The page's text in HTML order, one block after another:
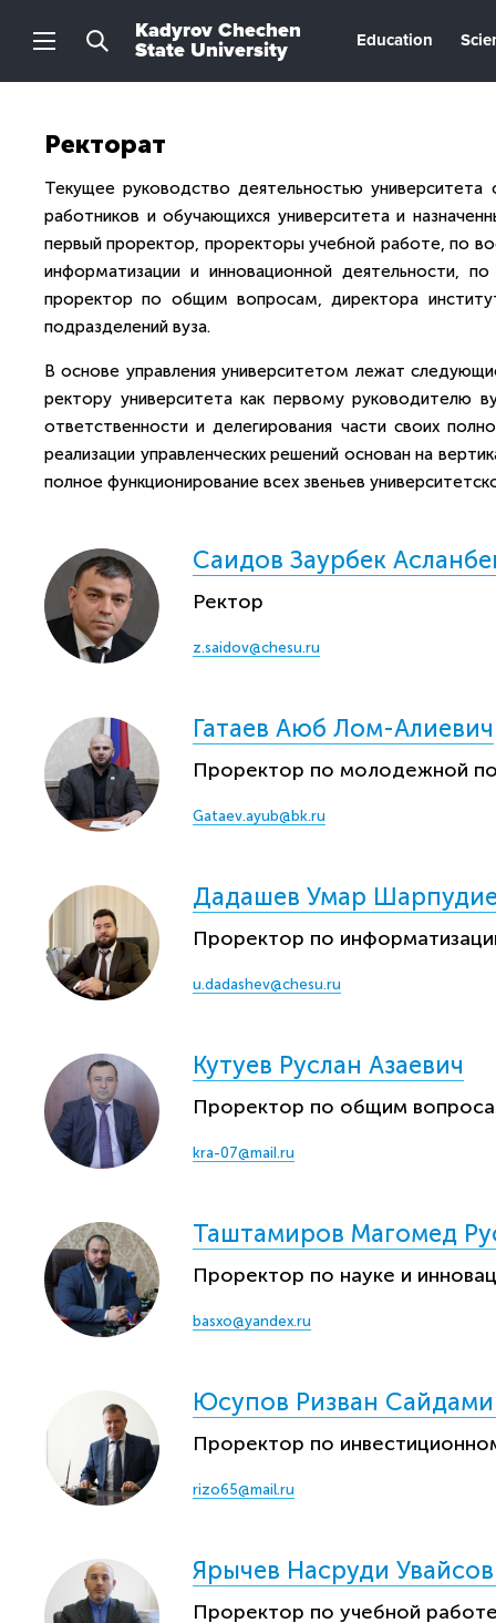
Kadyrov Chechen
State University
Education
Ректорат
Текущее руководство деятельностью
работников и обучающихся университета и
первый проректор, проректоры учебной работе, по
информатизации и инновационной деятельности,
проректор по общим вопросам, директора
подразделений вуза.
В основе управления университетом лежат
ректору университета как первому руководителю
ответственности и делегирования части своих
реализации управленческих решений основан на
полное функционирование всех звеньев
Саидов Заурбек
Ректор
z.saidov@chesu.ru
Гатаев Аюб Лом-Алиевич
Проректор по молодежной
Gataev.ayub@bk.ru
Дадашев Умар
Проректор по
u.dadashev@chesu.ru
Кутуев Руслан Азаевич
Проректор по общим
kra-07@maiI.ru
Таштамиров Магомед
Проректор по науке и
basxo@yandex.ru
Юсупов Ризван
Проректор по
rizo65@mail.ru
Ярычев Насруди
Проректор по учебной